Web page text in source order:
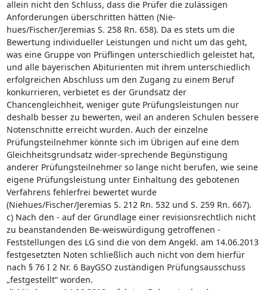
allein nicht den Schluss, dass die Prüfer die zulässigen
Anforderungen überschritten hätten (Nie-
hues/Fischer/Jeremias S. 258 Rn. 658). Da es stets um die
Bewertung individueller Leistungen und nicht um das geht,
was eine Gruppe von Prüflingen unterschiedlich geleistet hat,
und alle bayerischen Abiturienten mit ihrem unterschiedlich
erfolgreichen Abschluss um den Zugang zu einem Beruf
konkurrieren, verbietet es der Grundsatz der
Chancengleichheit, weniger gute Prüfungsleistungen nur
deshalb besser zu bewerten, weil an anderen Schulen bessere
Notenschnitte erreicht wurden. Auch der einzelne
Prüfungsteilnehmer könnte sich im Übrigen auf eine dem
Gleichheitsgrundsatz wider-sprechende Begünstigung
anderer Prüfungsteilnehmer so lange nicht berufen, wie seine
eigene Prüfungsleistung unter Einhaltung des gebotenen
Verfahrens fehlerfrei bewertet wurde
(Niehues/Fischer/Jeremias S. 212 Rn. 532 und S. 259 Rn. 667).
c) Nach den - auf der Grundlage einer revisionsrechtlich nicht
zu beanstandenden Be-weiswürdigung getroffenen -
Feststellungen des LG sind die von dem Angekl. am 14.06.2013
festgesetzten Noten schließlich auch nicht von dem hierfür
nach § 76 I 2 Nr. 6 BayGSO zuständigen Prüfungsausschuss
„festgestellt“ worden.